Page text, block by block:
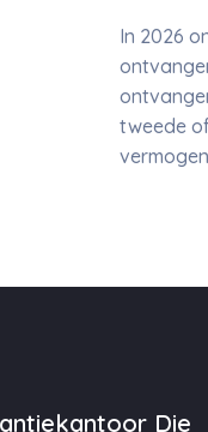
In 2026
tweede
Die